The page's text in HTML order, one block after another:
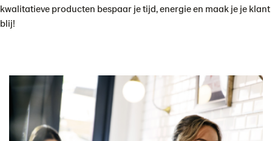
kwalitatieve producten bespaar je tijd, energie en maak je je klant
blij!